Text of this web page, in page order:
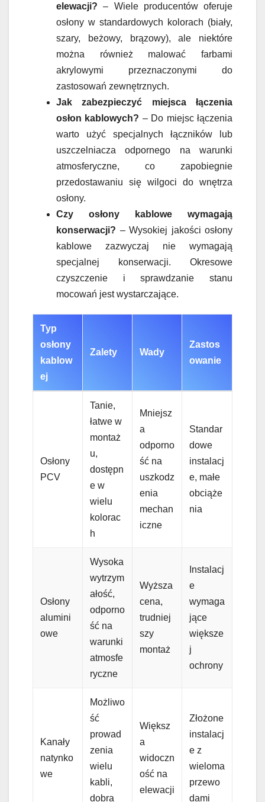
elewacji? – Wiele producentów oferuje
osłony w standardowych kolorach (biały,
szary, beżowy, brązowy), ale niektóre
można również malować farbami
akrylowymi przeznaczonymi do
zastosowań zewnętrznych.
Jak zabezpieczyć miejsca łączenia
osłon kablowych? – Do miejsc łączenia
warto użyć specjalnych łączników lub
uszczelniacza odpornego na warunki
atmosferyczne, co zapobiegnie
przedostawaniu się wilgoci do wnętrza
osłony.
Czy osłony kablowe wymagają
konserwacji? – Wysokiej jakości osłony
kablowe zazwyczaj nie wymagają
specjalnej konserwacji. Okresowe
czyszczenie i sprawdzanie stanu
mocowań jest wystarczające.
Typ
osłony
kablow
ej
Zalety Wady
Zastos
owanie
Osłony
PCV
Tanie,
łatwe w
montaż
u,
dostępn
e w
wielu
kolorac
h
Mniejsz
a
odporno
ść na
uszkodz
enia
mechan
iczne
Standar
dowe
instalacj
e, małe
obciąże
nia
Osłony
alumini
owe
Wysoka
wytrzym
ałość,
odporno
ść na
warunki
atmosfe
ryczne
Wyższa
cena,
trudniej
szy
montaż
Instalacj
e
wymaga
jące
większe
j
ochrony
Kanały
natynko
we
Możliwo
ść
prowad
zenia
wielu
kabli,
dobra
Większ
a
widoczn
ość na
elewacji
Złożone
instalacj
e z
wieloma
przewo
dami